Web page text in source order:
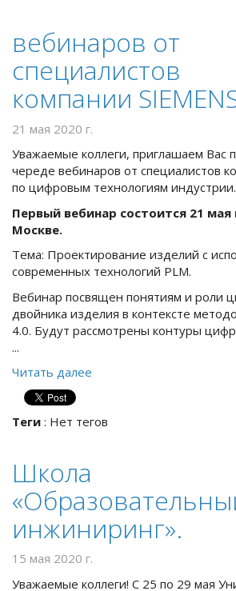
вебинаров от
специалистов
компании
21 мая 2020 г.
Уважаемые коллеги, приглашаем Вас
череде вебинаров от специалистов
по цифровым технологиям индустрии.
Первый вебинар состоится 21 мая
Москве.
Тема: Проектирование изделий с
современных технологий PLM.
Вебинар посвящен понятиям и роли
двойника изделия в контексте
4.0. Будут рассмотрены контуры
...
Читать далее
Теги : Нет тегов
Школа
инжиниринг».
15 мая 2020 г.
Уважаемые коллеги! С 25 по 29 мая